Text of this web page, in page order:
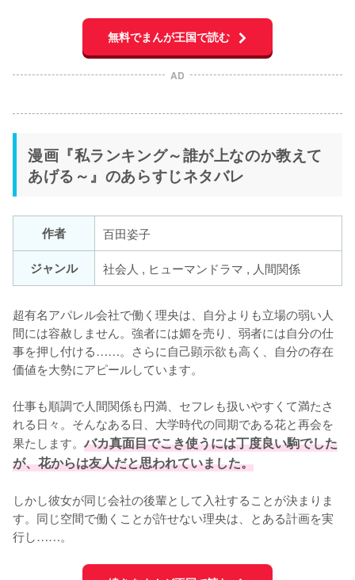
無料でまんが王国で読む
AD
漫画『私ランキング～誰が上なのか教えて
あげる～』のあらすじネタバレ
作者
百田姿子
ジャンル
社会人 , ヒューマンドラマ , 人間関係
超有名アパレル会社で働く理央は、自分よりも立場の弱い人
間には容赦しません。強者には媚を売り、弱者には自分の仕
事を押し付ける……。さらに自己顕示欲も高く、自分の存在
価値を大勢にアピールしています。
仕事も順調で人間関係も円満、セフレも扱いやすくて満たさ
れる日々。そんなある日、大学時代の同期である花と再会を
果たします。 バカ真面目でこき使うには丁度良い駒でした
が、花からは友人だと思われていました。
しかし彼女が同じ会社の後輩として入社することが決まりま
す。同じ空間で働くことが許せない理央は、とある計画を実
行し……。